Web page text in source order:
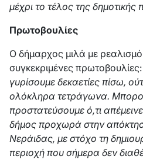
μέχρι το τέλος της δημοτικής
Πρωτοβουλίες
Ο δήμαρχος μιλά με
συγκεκριμένες
γυρίσουμε δεκαετίες πίσω,
ολόκληρα τετράγωνα.
προστατεύσουμε ό,τι
δήμος προχωρά στην
Νεράιδας, με στόχο τη
περιοχή που σήμερα δεν